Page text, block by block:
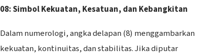
08: Simbol Kekuatan, Kesatuan, dan Kebangkitan
Dalam numerologi, angka delapan (8) menggambarkan
kekuatan, kontinuitas, dan stabilitas. Jika diputar